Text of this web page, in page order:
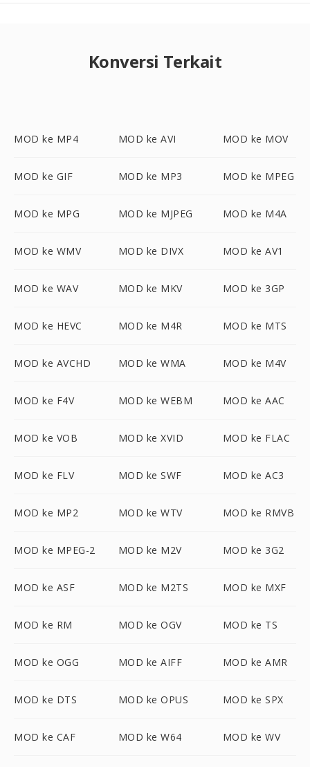
Konversi Terkait
MOD ke MP4 MOD ke AVI MOD ke MOV
MOD ke GIF MOD ke MP3 MOD ke MPEG
MOD ke MPG MOD ke MJPEG MOD ke M4A
MOD ke WMV MOD ke DIVX MOD ke AV1
MOD ke WAV MOD ke MKV MOD ke 3GP
MOD ke HEVC MOD ke M4R MOD ke MTS
MOD ke AVCHD MOD ke WMA MOD ke M4V
MOD ke F4V MOD ke WEBM MOD ke AAC
MOD ke VOB MOD ke XVID MOD ke FLAC
MOD ke FLV MOD ke SWF MOD ke AC3
MOD ke MP2 MOD ke WTV MOD ke RMVB
MOD ke MPEG-2 MOD ke M2V MOD ke 3G2
MOD ke ASF MOD ke M2TS MOD ke MXF
MOD ke RM MOD ke OGV MOD ke TS
MOD ke OGG MOD ke AIFF MOD ke AMR
MOD ke DTS MOD ke OPUS MOD ke SPX
MOD ke CAF MOD ke W64 MOD ke WV